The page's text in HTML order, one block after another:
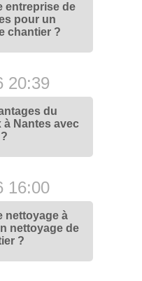
entreprise de
pour un
chantier ?
20:39
du
Nantes avec
16:00
nettoyage à
nettoyage de
?